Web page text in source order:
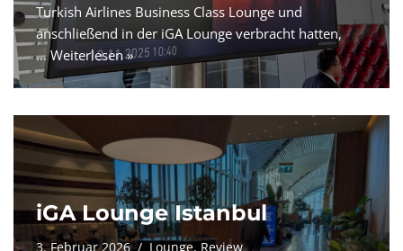
Turkish Airlines Business Class Lounge und
anschließend in der iGA Lounge verbracht hatten,
…Weiterlesen »
iGA Lounge Istanbul
3. Februar 2026 Lounge, Review